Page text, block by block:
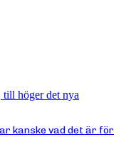
kanske vad det är för